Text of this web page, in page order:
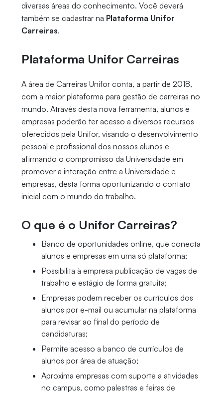
diversas áreas do conhecimento. Você deverá
também se cadastrar na Plataforma Unifor
Carreiras.
Plataforma Unifor Carreiras
A área de Carreiras Unifor conta, a partir de 2018,
com a maior plataforma para gestão de carreiras no
mundo. Através desta nova ferramenta, alunos e
empresas poderão ter acesso a diversos recursos
oferecidos pela Unifor, visando o desenvolvimento
pessoal e profissional dos nossos alunos e
afirmando o compromisso da Universidade em
promover a interação entre a Universidade e
empresas, desta forma oportunizando o contato
inicial com o mundo do trabalho.
O que é o Unifor Carreiras?
Banco de oportunidades online, que conecta
alunos e empresas em uma só plataforma;
Possibilita à empresa publicação de vagas de
trabalho e estágio de forma gratuita;
Empresas podem receber os currículos dos
alunos por e-mail ou acumular na plataforma
para revisar ao final do período de
candidaturas;
Permite acesso a banco de currículos de
alunos por área de atuação;
Aproxima empresas com suporte a atividades
no campus, como palestras e feiras de